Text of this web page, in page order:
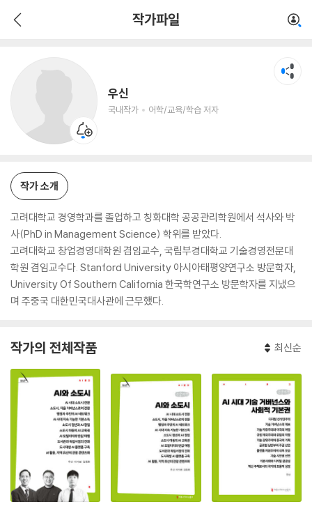
작가파일
우신
국내작가 어학/교육/학습 저자
어학/교육/학습 저자
작가 소개
고려대학교 경영학과를 졸업하고 칭화대학 공공관리학원에서 석사와 박
사(PhD in Management Science) 학위를 받았다.
고려대학교 창업경영대학원 겸임교수, 국립부경대학교 기술경영전문대
학원 겸임교수다. Stanford University 아시아태평양연구소 방문학자,
University Of Southern California 한국학연구소 방문학자를 지냈으
며 주중국 대한민국대사관에 근무했다.
작가의 전체작품 최신순